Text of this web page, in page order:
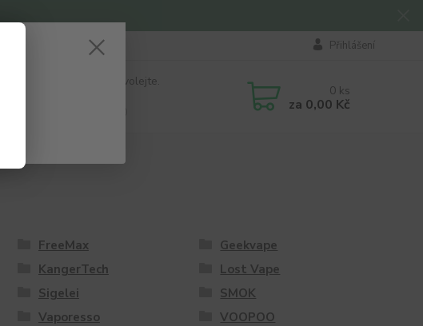
Přihlášení
Nevíte si rady? Zavolejte.
0 ks
za 0,00 Kč
FreeMax
Geekvape
KangerTech
Lost Vape
Sigelei
SMOK
Vaporesso
VOOPOO